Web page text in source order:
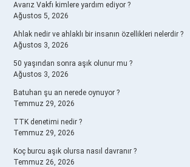
Avarız Vakfı kimlere yardım ediyor ?
Ağustos 5, 2026
Ahlak nedir ve ahlaklı bir insanın özellikleri nelerdir ?
Ağustos 3, 2026
50 yaşından sonra aşık olunur mu ?
Ağustos 3, 2026
Batuhan şu an nerede oynuyor ?
Temmuz 29, 2026
TTK denetimi nedir ?
Temmuz 29, 2026
Koç burcu aşık olursa nasıl davranır ?
Temmuz 26, 2026